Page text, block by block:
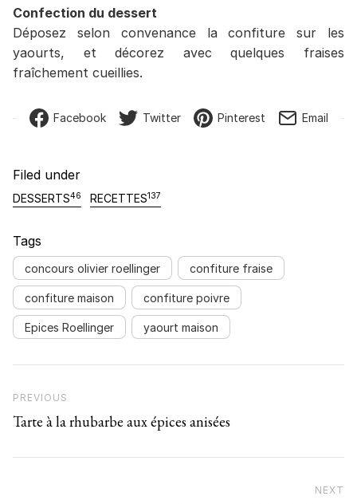
Confection du dessert
Déposez selon convenance la confiture sur les
yaourts, et décorez avec quelques fraises
fraîchement cueillies.
Facebook Twitter Pinterest Email
Filed under
DESSERTS46 RECETTES137
Tags
concours olivier roellinger confiture fraise
confiture maison confiture poivre
Epices Roellinger yaourt maison
Previous Post
PREVIOUS
Tarte à la rhubarbe aux épices anisées
NEXT